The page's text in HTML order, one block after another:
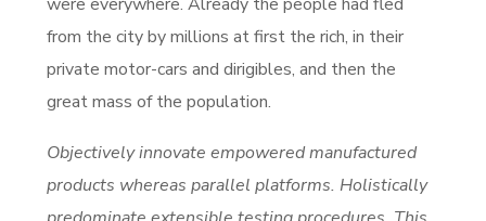
from the city by millions at first the rich, in their
private motor-cars and dirigibles, and then the
great mass of the population.
Objectively innovate empowered manufactured
products whereas parallel platforms. Holistically